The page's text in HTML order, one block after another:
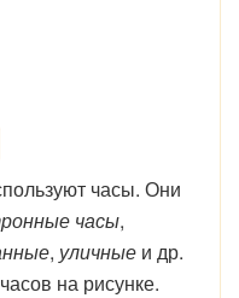
часы. Они
часы,
, уличные и др.
на рисунке.